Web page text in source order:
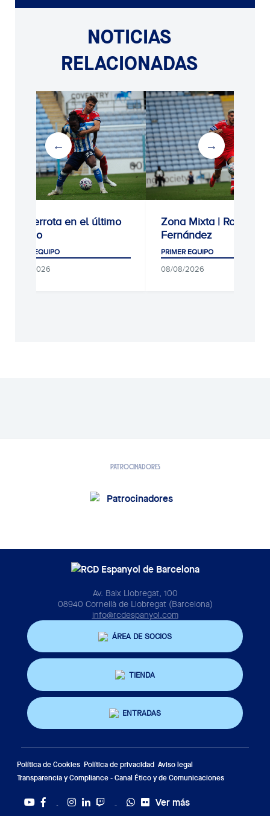
NOTICIAS
RELACIONADAS
en el último
Zona Mixta | Roberto
Fernández
PRIMER EQUIPO
PATROCINADORES
Av. Baix Llobregat, 100
08940 Cornellà de Llobregat (Barcelona)
info@rcdespanyol.com
ÁREA DE SOCIOS
TIENDA
ENTRADAS
Política de Cookies Política de privacidad Aviso legal
Transparencia y Compliance - Canal Ético y de Comunicaciones
Ver más